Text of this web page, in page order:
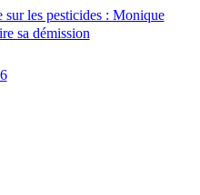
sur les pesticides : Monique
sa démission